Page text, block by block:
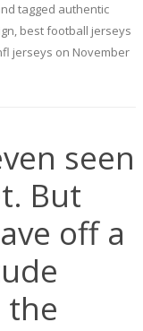
tagged authentic
, best football jerseys
jerseys on November
seen
But
off a
the